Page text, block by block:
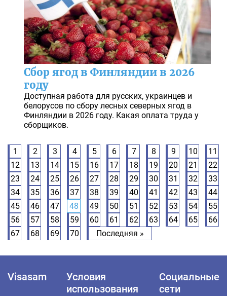
Сбор ягод в Финляндии в 2026
году
Доступная работа для русских, украинцев и
белорусов по сбору лесных северных ягод в
Финляндии в 2026 году. Какая оплата труда у
сборщиков.
1 2 3 4 5 6 7 8 9 10
11
12
13 14 15 16 17 18 19 20 21
22
23
24 25 26 27 28 29 30 31 32
33
34
35 36 37 38 39 40 41 42 43
44
45
46 47 48 49 50 51 52 53 54
55
56
57 58 59 60 61 62 63 64 65
66
67
68 69 70 Последняя »
Visasam
Условия
использования
Социальные
сети